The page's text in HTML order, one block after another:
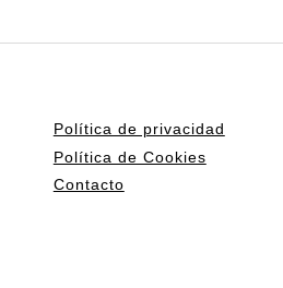
Política de privacidad
Política de Cookies
Contacto